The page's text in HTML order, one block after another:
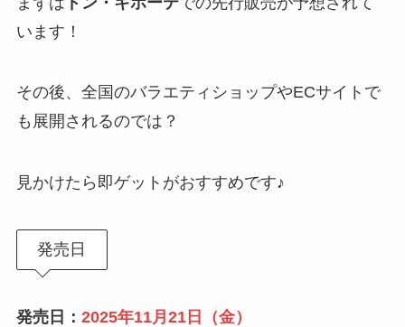
います！
その後、全国のバラエティショップやECサイトで
も展開されるのでは？
見かけたら即ゲットがおすすめです♪
発売日
発売日： 2025年11月21日（金）